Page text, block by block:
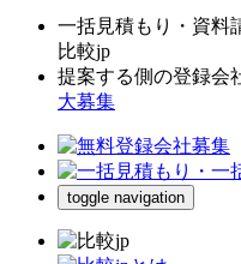
一括見積もり・資料
比較jp
提案する側の登録会
大募集
toggle navigation